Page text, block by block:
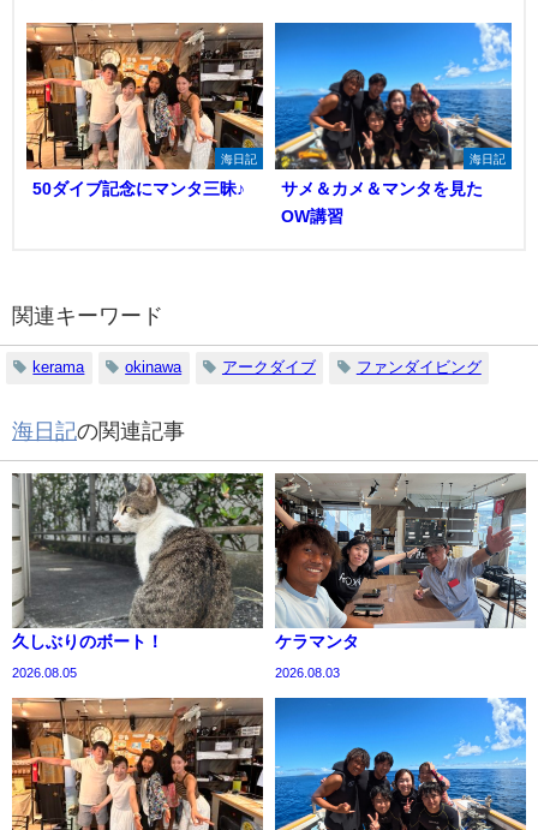
海日記
50ダイブ記念にマンタ三昧♪
海日記
サメ＆カメ＆マンタを見た
OW講習
関連キーワード
kerama okinawa アークダイブ ファンダイビング
海日記の関連記事
久しぶりのボート！
2026.08.05
ケラマンタ
2026.08.03